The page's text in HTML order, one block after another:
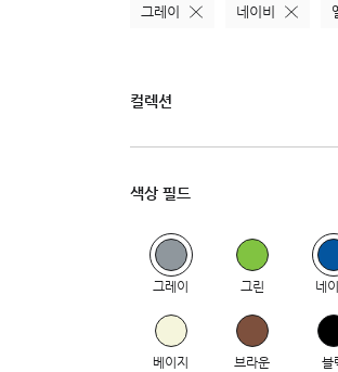
그레이 네이비
컬렉션
색상 필드
그레이 그린 네
베이지 브라운 블